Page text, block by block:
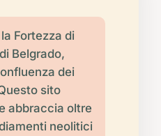
Fortezza di
Belgrado,
dei
sito
abbraccia oltre
neolitici